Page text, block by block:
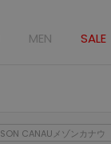
MEN SALE
CANAUメゾンカナウ